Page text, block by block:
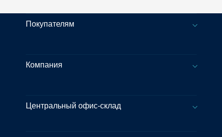
Покупателям
Компания
Центральный офис-склад